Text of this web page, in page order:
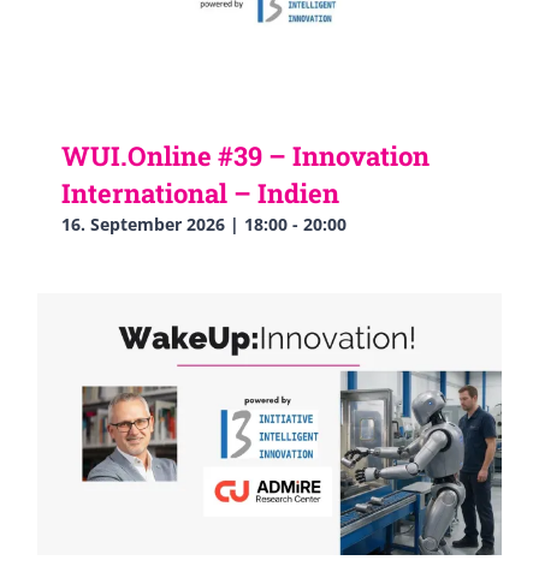
WUI.Online #39 – Innovation
International – Indien
16. September 2026 | 18:00 - 20:00